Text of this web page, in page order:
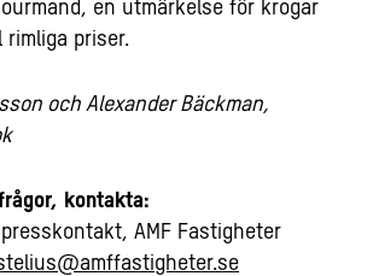
en utmärkelse för krogar
rimliga priser.
och Alexander Bäckman,
kontakta:
AMF Fastigheter
@amffastigheter.se